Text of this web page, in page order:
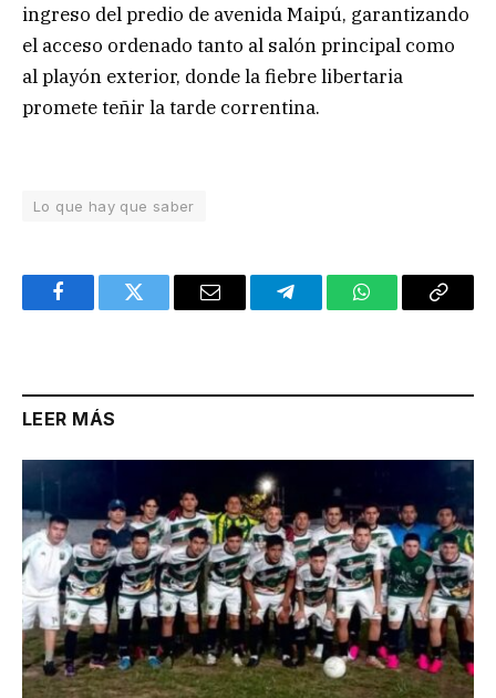
ingreso del predio de avenida Maipú, garantizando
el acceso ordenado tanto al salón principal como
al playón exterior, donde la fiebre libertaria
promete teñir la tarde correntina.
Lo que hay que saber
FacebookTwitter Email TelegramWhatsAppCopy
LEER MÁS